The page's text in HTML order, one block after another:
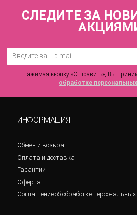
СЛЕДИТЕ ЗА
Нажимая кнопку «Отправить», Вы
обработке
ИНФОРМАЦИЯ
Обмен и возврат
Оплата и доставка
Гарантии
Оферта
Соглашение об обработке